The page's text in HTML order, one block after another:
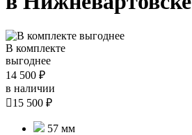
В комплекте
выгоднее
14 500 ₽
в наличии
15 500 ₽
57 мм